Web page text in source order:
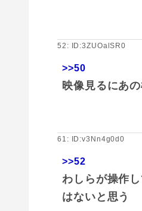
52: ID:3ZUOalSR0
>>50
映像見るにあ
61: ID:v3Nn4g0d0
>>52
わしらが操作
はないと思う